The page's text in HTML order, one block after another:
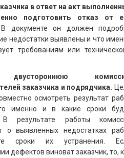
в ответ на акт
подготовить отказ от
В документе он должен
недостатки выявлены и что
требованиям или
двустороннюю
заказчика и подрядчика.
осмотреть результат
именно и в какие сроки
В результате работы
о выявленных недостатках
сроки их устранения.
дефектов виноват заказчик, то,